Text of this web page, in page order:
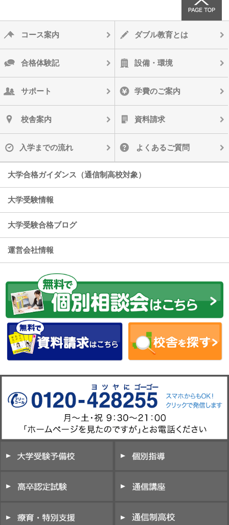
コース案内 ダブル教育とは
合格体験記 設備・環境
サポート 学費のご案内
校舎案内 資料請求
入学までの流れ よくあるご質問
大学合格ガイダンス（通信制高校対象）
大学受験情報
大学受験合格ブログ
運営会社情報